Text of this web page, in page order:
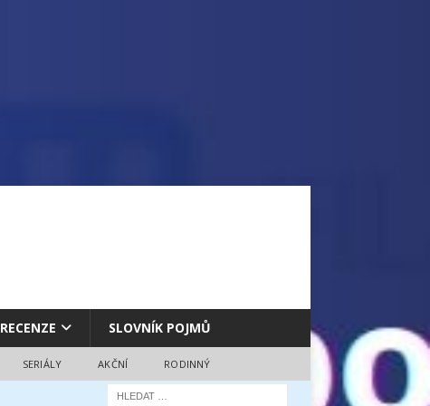
RECENZE SLOVNÍK POJMŮ
SERIÁLY AKČNÍ RODINNÝ